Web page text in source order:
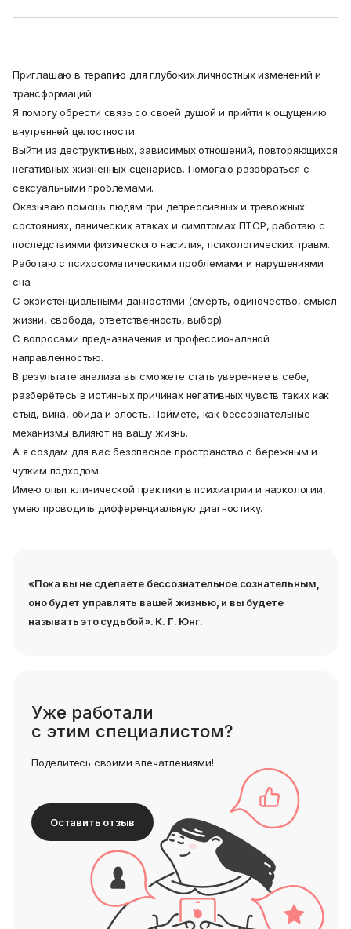
Приглашаю в терапию для глубоких личностных изменений и
трансформаций.
Я помогу обрести связь со своей душой и прийти к ощущению
внутренней целостности.
Выйти из деструктивных, зависимых отношений, повторяющихся
негативных жизненных сценариев. Помогаю разобраться с
сексуальными проблемами.
Оказываю помощь людям при депрессивных и тревожных
состояниях, панических атаках и симптомах ПТСР, работаю с
последствиями физического насилия, психологических травм.
Работаю с психосоматическими проблемами и нарушениями
сна.
С экзистенциальными данностями (смерть, одиночество, смысл
жизни, свобода, ответственность, выбор).
С вопросами предназначения и профессиональной
направленностью.
В результате анализа вы сможете стать увереннее в себе,
разберётесь в истинных причинах негативных чувств таких как
стыд, вина, обида и злость. Поймёте, как бессознательные
механизмы влияют на вашу жизнь.
А я создам для вас безопасное пространство с бережным и
чутким подходом.
Имею опыт клинической практики в психиатрии и наркологии,
умею проводить дифференциальную диагностику.
«Пока вы не сделаете бессознательное сознательным,
оно будет управлять вашей жизнью, и вы будете
называть это судьбой». К. Г. Юнг.
Уже работали
с этим специалистом?
Поделитесь своими впечатлениями!
Оставить отзыв